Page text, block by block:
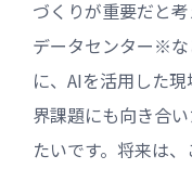
づくりが重要だと
データセンター※な
に、AIを活用した
界課題にも向き合
たいです。将来は